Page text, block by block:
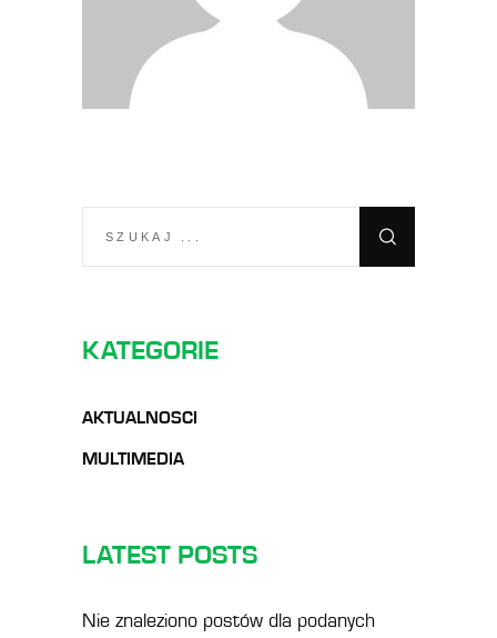
KATEGORIE
AKTUALNOSCI
MULTIMEDIA
LATEST POSTS
Nie znaleziono postów dla podanych